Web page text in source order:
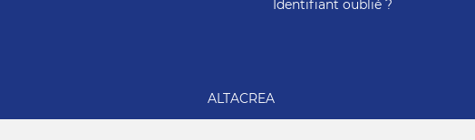
Identifiant oublié ?
ALTACREA